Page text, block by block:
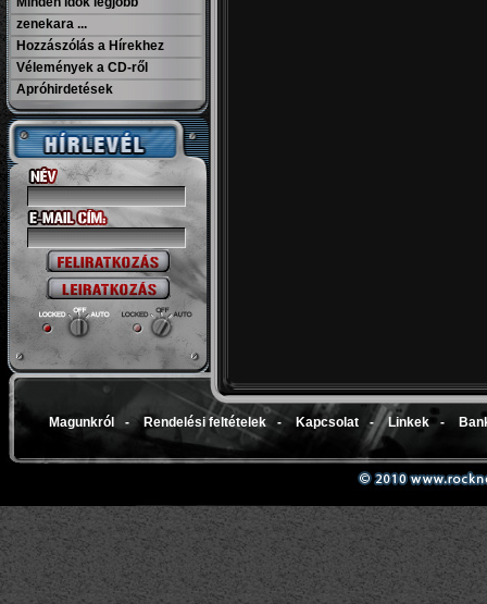
zenekara ...
Hozzászólás a Hírekhez
Vélemények a CD-ről
Apróhirdetések
Magunkról - Rendelési feltételek - Kapcsolat - Linkek -